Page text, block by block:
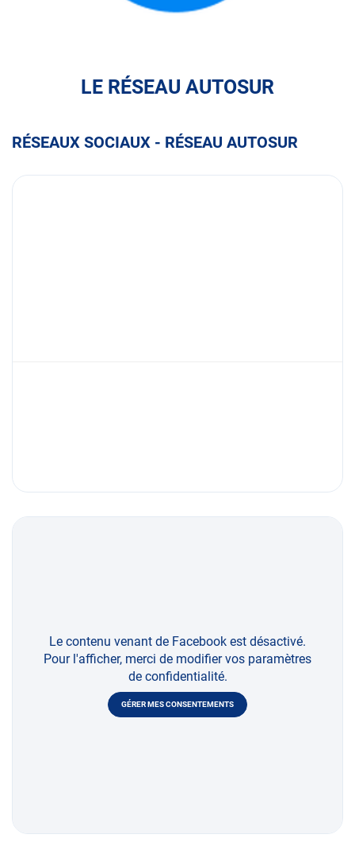
LE RÉSEAU AUTOSUR
RÉSEAUX SOCIAUX - RÉSEAU AUTOSUR
Le contenu venant de Facebook est désactivé.
Pour l'afficher, merci de modifier vos paramètres
de confidentialité.
GÉRER MES CONSENTEMENTS